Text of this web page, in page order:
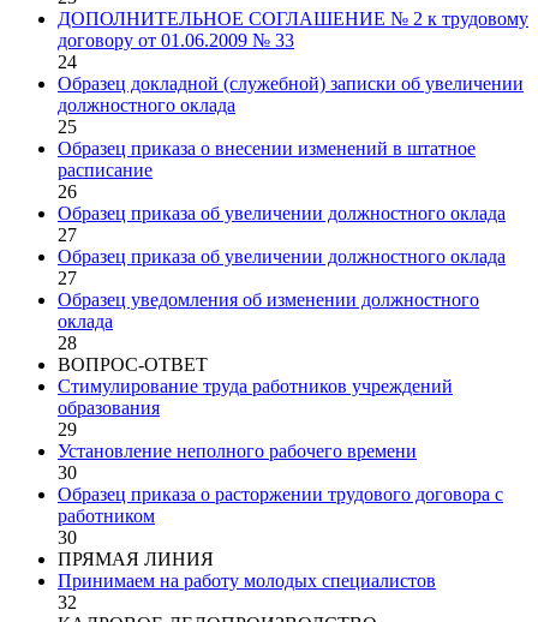
ДОПОЛНИТЕЛЬНОЕ СОГЛАШЕНИЕ № 2 к трудовому
договору от 01.06.2009 № 33
24
Образец докладной (служебной) записки об увеличении
должностного оклада
25
Образец приказа о внесении изменений в штатное
расписание
26
Образец приказа об увеличении должностного оклада
27
Образец приказа об увеличении должностного оклада
27
Образец уведомления об изменении должностного
оклада
28
ВОПРОС-ОТВЕТ
Стимулирование труда работников учреждений
образования
29
Установление неполного рабочего времени
30
Образец приказа о расторжении трудового договора с
работником
30
ПРЯМАЯ ЛИНИЯ
Принимаем на работу молодых специалистов
32